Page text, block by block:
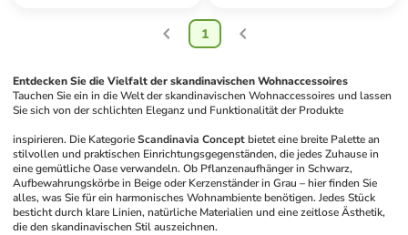
1
Entdecken Sie die Vielfalt der skandinavischen Wohnaccessoires
Tauchen Sie ein in die Welt der skandinavischen Wohnaccessoires und lassen
Sie sich von der schlichten Eleganz und Funktionalität der Produkte
inspirieren. Die Kategorie Scandinavia Concept bietet eine breite Palette an
stilvollen und praktischen Einrichtungsgegenständen, die jedes Zuhause in
eine gemütliche Oase verwandeln. Ob Pflanzenaufhänger in Schwarz,
Aufbewahrungskörbe in Beige oder Kerzenständer in Grau – hier finden Sie
alles, was Sie für ein harmonisches Wohnambiente benötigen. Jedes Stück
besticht durch klare Linien, natürliche Materialien und eine zeitlose Ästhetik,
die den skandinavischen Stil auszeichnen.